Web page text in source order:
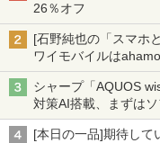
26％オフ
[石野純也の「スマホ
ワイモバイルは
割」の安さと1年限定
シャープ「AQUOS
対策AI搭載、まずは
[本日の一品]期待し